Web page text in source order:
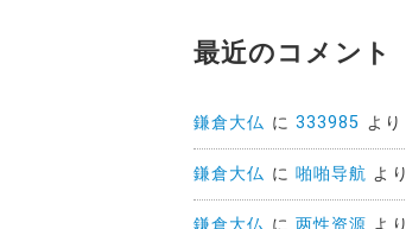
最近のコメント
鎌倉大仏 に 333985 より
鎌倉大仏 に 啪啪导航 より
鎌倉大仏 に 两性资源 より